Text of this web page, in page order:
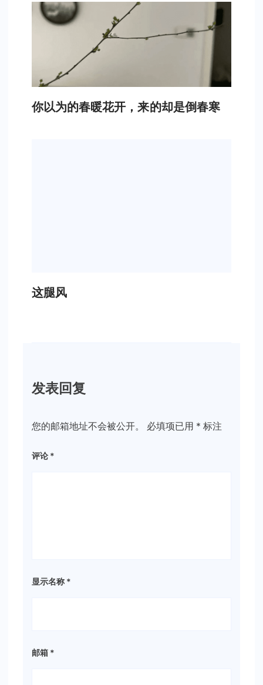
你以为的春暖花开，来的却是倒春寒
这腿风
发表回复
您的邮箱地址不会被公开。 必填项已用 * 标注
评论 *
显示名称 *
邮箱 *